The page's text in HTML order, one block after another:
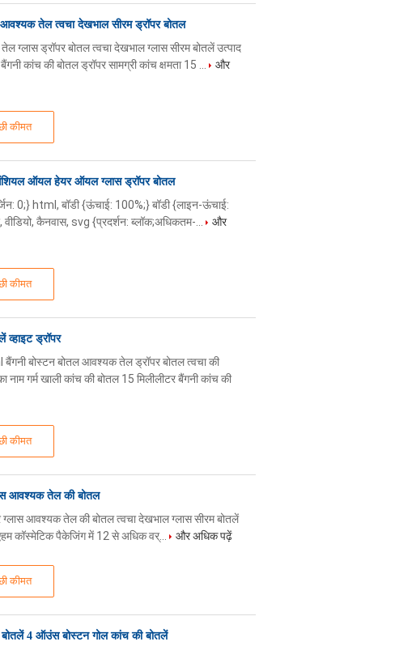
आवश्यक तेल त्वचा देखभाल सीरम ड्रॉपर बोतल
कीमत
ग्लास ड्रॉपर बोतल त्वचा देखभाल ग्लास सीरम बोतलें उत्पाद
कांच की बोतल ड्रॉपर सामग्री कांच क्षमता 15 ...
और
ऑयल हेयर ऑयल ग्लास ड्रॉपर बोतल
कीमत
0;} html, बॉडी {ऊंचाई: 100%;} बॉडी {लाइन-ऊंचाई:
कैनवास, svg {प्रदर्शन: ब्लॉक;अधिकतम-...
और
व्हाइट ड्रॉपर
कीमत
बोस्टन बोतल आवश्यक तेल ड्रॉपर बोतल त्वचा की
गर्म खाली कांच की बोतल 15 मिलीलीटर बैंगनी कांच की
आवश्यक तेल की बोतल
कीमत
ग्लास आवश्यक तेल की बोतल त्वचा देखभाल ग्लास सीरम बोतलें
कॉस्मेटिक पैकेजिंग में 12 से अधिक वर्...
और अधिक पढ़ें
बोतलें 4 ऑउंस बोस्टन गोल कांच की बोतलें